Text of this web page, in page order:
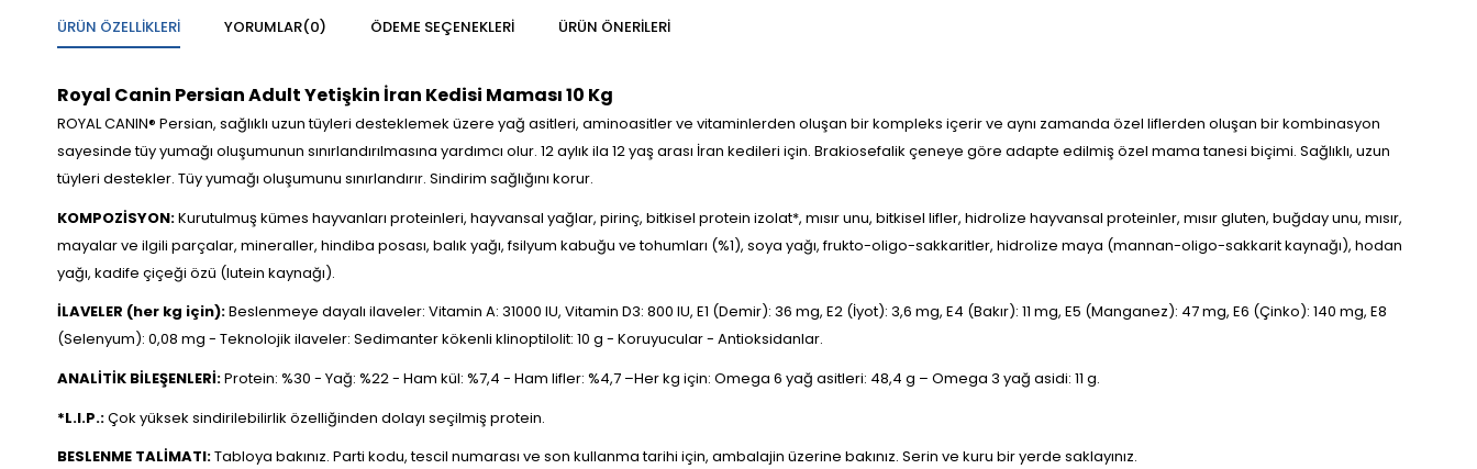
ÜRÜN ÖZELLIKLERI YORUMLAR(0) ÖDEME SEÇENEKLERI ÜRÜN ÖNERILERI
Royal Canin Persian Adult Yetişkin İran Kedisi Maması 10 Kg
ROYAL CANIN® Persian, sağlıklı uzun tüyleri desteklemek üzere yağ asitleri, aminoasitler ve vitaminlerden oluşan bir kompleks içerir ve aynı zamanda özel liflerden oluşan bir kombinasyon
sayesinde tüy yumağı oluşumunun sınırlandırılmasına yardımcı olur. 12 aylık ila 12 yaş arası İran kedileri için. Brakiosefalik çeneye göre adapte edilmiş özel mama tanesi biçimi. Sağlıklı, uzun
tüyleri destekler. Tüy yumağı oluşumunu sınırlandırır. Sindirim sağlığını korur.
KOMPOZİSYON:Kurutulmuş kümes hayvanları proteinleri, hayvansal yağlar, pirinç, bitkisel protein izolat*, mısır unu, bitkisel lifler, hidrolize hayvansal proteinler, mısır gluten, buğday unu, mısır,
mayalar ve ilgili parçalar, mineraller, hindiba posası, balık yağı, fsilyum kabuğu ve tohumları (%1), soya yağı, frukto-oligo-sakkaritler, hidrolize maya (mannan-oligo-sakkarit kaynağı), hodan
yağı, kadife çiçeği özü (lutein kaynağı).
İLAVELER (her kg için):Beslenmeye dayalı ilaveler: Vitamin A: 31000 IU, Vitamin D3: 800 IU, E1 (Demir): 36 mg, E2 (İyot): 3,6 mg, E4 (Bakır): 11 mg, E5 (Manganez): 47 mg, E6 (Çinko): 140 mg, E8
(Selenyum): 0,08 mg - Teknolojik ilaveler: Sedimanter kökenli klinoptilolit: 10 g - Koruyucular - Antioksidanlar.
ANALİTİK BİLEŞENLERİ:Protein: %30 - Yağ: %22 - Ham kül: %7,4 - Ham lifler: %4,7 –Her kg için: Omega 6 yağ asitleri: 48,4 g – Omega 3 yağ asidi: 11 g.
*L.I.P.:Çok yüksek sindirilebilirlik özelliğinden dolayı seçilmiş protein.
BESLENME TALİMATI:Tabloya bakınız. Parti kodu, tescil numarası ve son kullanma tarihi için, ambalajin üzerine bakınız. Serin ve kuru bir yerde saklayınız.